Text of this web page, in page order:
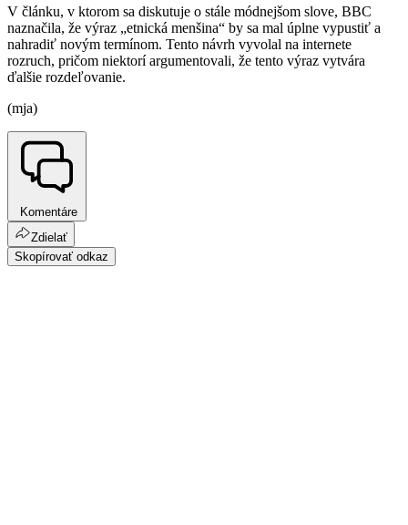
V článku, v ktorom sa diskutuje o stále módnejšom slove, BBC
naznačila, že výraz „etnická menšina“ by sa mal úplne vypustiť a
nahradiť novým termínom. Tento návrh vyvolal na internete
rozruch, pričom niektorí argumentovali, že tento výraz vytvára
ďalšie rozdeľovanie.
(mja)
Komentáre
Zdielať
Skopírovať odkaz